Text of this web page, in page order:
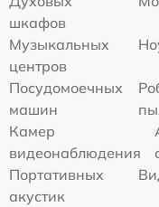
шкафов
Музыкальных
центров
Посудомоечных
машин
Камер
видеонаблюдения
Портативных
акустик